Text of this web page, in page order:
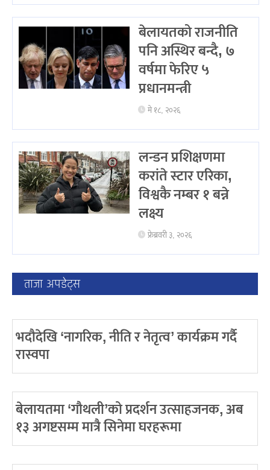
बेलायतको राजनीति
पनि अस्थिर बन्दै, ७
वर्षमा फेरिए ५
प्रधानमन्त्री
मे १८, २०२६
लन्डन प्रशिक्षणमा
करांते स्टार एरिका,
विश्वकै नम्बर १ बन्ने
लक्ष्य
फ्रेब्रवरी ३, २०२६
ताजा अपडेट्स
भदौदेखि ‘नागरिक, नीति र नेतृत्व’ कार्यक्रम गर्दै
रास्वपा
बेलायतमा ‘गौथली’को प्रदर्शन उत्साहजनक, अब
१३ अगष्टसम्म मात्रै सिनेमा घरहरूमा